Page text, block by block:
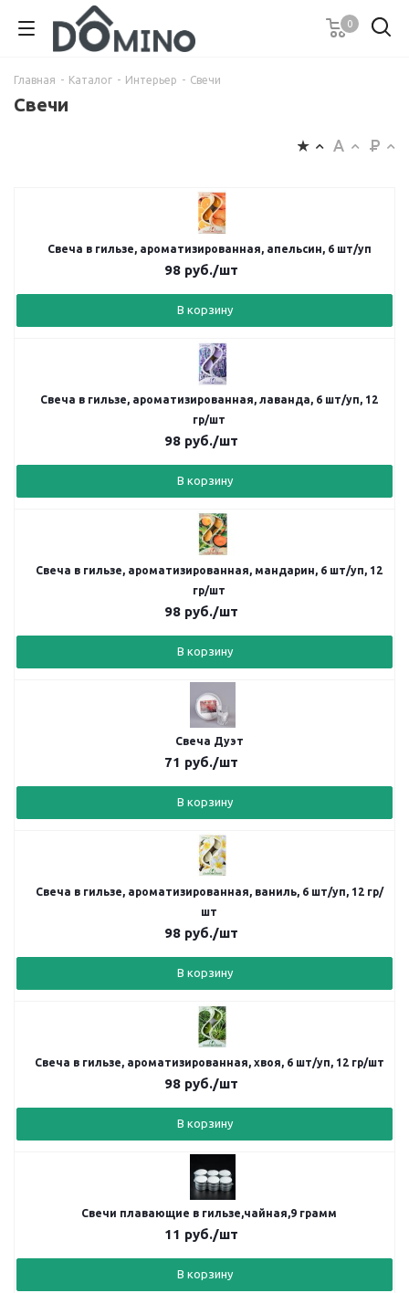
0
Главная - Каталог - Интерьер - Свечи
Свечи
Свеча в гильзе, ароматизированная, апельсин, 6 шт/уп
98 руб./шт
В корзину
Свеча в гильзе, ароматизированная, лаванда, 6 шт/уп, 12
гр/шт
98 руб./шт
В корзину
Свеча в гильзе, ароматизированная, мандарин, 6 шт/уп, 12
гр/шт
98 руб./шт
В корзину
Свеча Дуэт
71 руб./шт
В корзину
Свеча в гильзе, ароматизированная, ваниль, 6 шт/уп, 12 гр/
шт
98 руб./шт
В корзину
Свеча в гильзе, ароматизированная, хвоя, 6 шт/уп, 12 гр/шт
98 руб./шт
В корзину
Свечи плавающие в гильзе,чайная,9 грамм
11 руб./шт
В корзину